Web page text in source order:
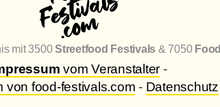
mit 3500Streetfood Festivals & 7050
vom Veranstalter -
von food-festivals.com - Datenschutz